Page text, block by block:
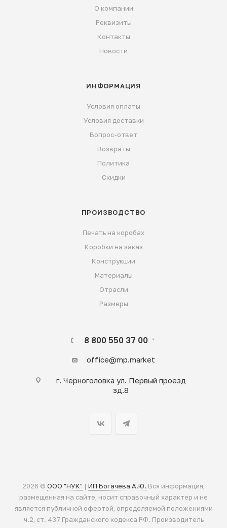
О компании
Реквизиты
Контакты
Новости
ИНФОРМАЦИЯ
Условия оплаты
Условия доставки
Вопрос-ответ
Возвраты
Политика
Скидки
ПРОИЗВОДСТВО
Печать на коробах
Коробки на заказ
Конструкции
Материалы
Отрасли
Размеры
8 800 550 37 00
office@mp.market
г. Черноголовка ул. Первый проезд
зд.8
2026 © ООО "НУК" | ИП Богачева А.Ю. Вся информация,
размещенная на сайте, носит справочный характер и не
является публичной офертой, определяемой положениями
ч.2, ст. 437 Гражданского кодекса РФ. Производитель